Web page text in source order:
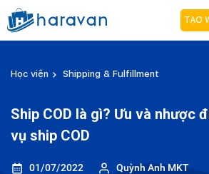
TẠO
Học viện Shipping & Fulfillment
Ship COD là gì? Ưu và nhược
vụ ship COD
01/07/2022 Quỳnh Anh MKT